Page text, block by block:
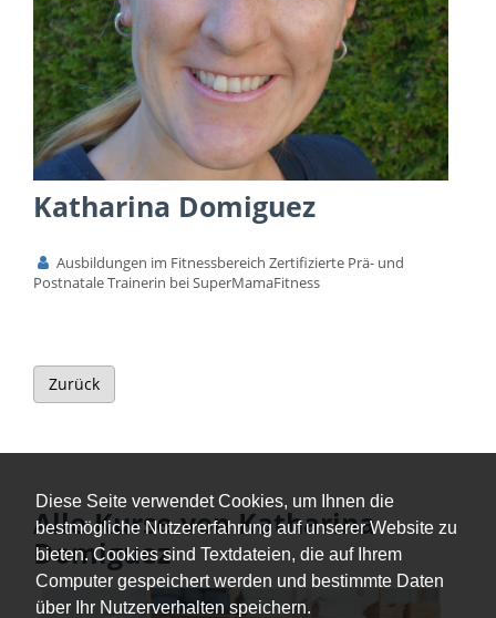
Diese Seite verwendet Cookies, um Ihnen die
bestmögliche Nutzererfahrung auf unserer Website zu
bieten. Cookies sind Textdateien, die auf Ihrem
Computer gespeichert werden und bestimmte Daten
über Ihr Nutzerverhalten speichern.
Katharina Domiguez
Ausbildungen im Fitnessbereich Zertifizierte Prä- und
Postnatale Trainerin bei SuperMamaFitness
Zurück
Alle Kurse von Katharina
Domiguez